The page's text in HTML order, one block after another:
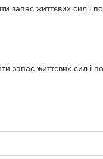
запас життєвих сил
запас життєвих сил